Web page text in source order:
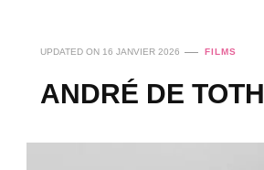
UPDATED ON 16 JANVIER 2026 FILMS
ANDRÉ DE TOTH